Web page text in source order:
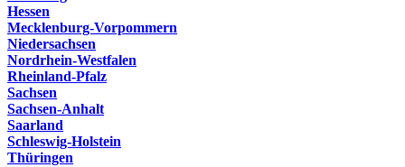
Hessen
Mecklenburg-Vorpommern
Niedersachsen
Nordrhein-Westfalen
Rheinland-Pfalz
Sachsen
Sachsen-Anhalt
Saarland
Schleswig-Holstein
Thüringen